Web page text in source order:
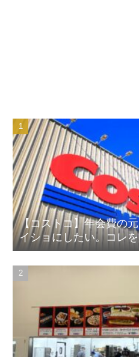
【コストコ】年会費の
イショにしたい。コレ
パ良しランキング！